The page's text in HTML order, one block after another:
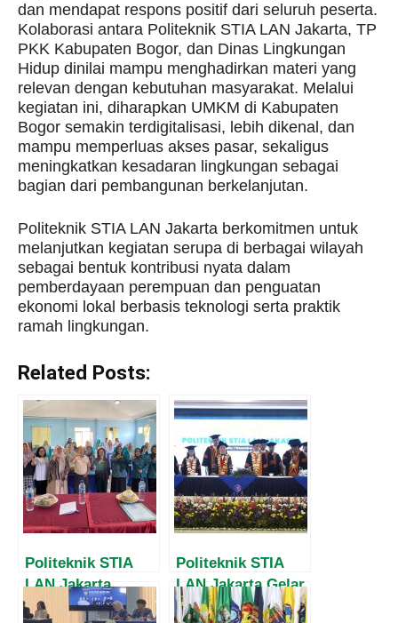
dan mendapat respons positif dari seluruh peserta.
Kolaborasi antara Politeknik STIA LAN Jakarta, TP
PKK Kabupaten Bogor, dan Dinas Lingkungan
Hidup dinilai mampu menghadirkan materi yang
relevan dengan kebutuhan masyarakat. Melalui
kegiatan ini, diharapkan UMKM di Kabupaten
Bogor semakin terdigitalisasi, lebih dikenal, dan
mampu memperluas akses pasar, sekaligus
meningkatkan kesadaran lingkungan sebagai
bagian dari pembangunan berkelanjutan.
Politeknik STIA LAN Jakarta berkomitmen untuk
melanjutkan kegiatan serupa di berbagai wilayah
sebagai bentuk kontribusi nyata dalam
pemberdayaan perempuan dan penguatan
ekonomi lokal berbasis teknologi serta praktik
ramah lingkungan.
Related Posts:
Politeknik STIA
LAN Jakarta
Dorong
Politeknik STIA
LAN Jakarta Gelar
Wisuda Ke-62